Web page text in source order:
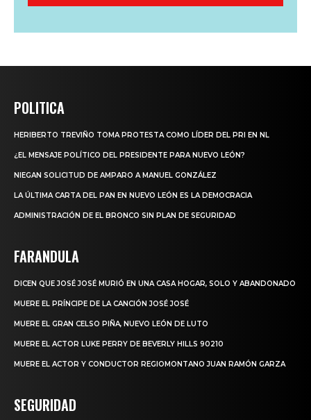
POLITICA
HERIBERTO TREVIÑO TOMA PROTESTA COMO LÍDER DEL PRI EN NL
¿EL MENSAJE POLÍTICO DEL PRESIDENTE PARA NUEVO LEÓN?
NIEGAN SOLICITUD DE AMPARO A MANUEL GONZÁLEZ
LA ÚLTIMA CARTA DEL PAN EN NUEVO LEÓN ES LA DEMOCRACIA
ADMINISTRACIÓN DE EL BRONCO SIN PLAN DE SEGURIDAD
FARANDULA
DICEN QUE JOSÉ JOSÉ MURIÓ EN UNA CASA HOGAR, SOLO Y ABANDONADO
MUERE EL PRÍNCIPE DE LA CANCIÓN JOSÉ JOSÉ
MUERE EL GRAN CELSO PIÑA, NUEVO LEÓN DE LUTO
MUERE EL ACTOR LUKE PERRY DE BEVERLY HILLS 90210
MUERE EL ACTOR Y CONDUCTOR REGIOMONTANO JUAN RAMÓN GARZA
SEGURIDAD